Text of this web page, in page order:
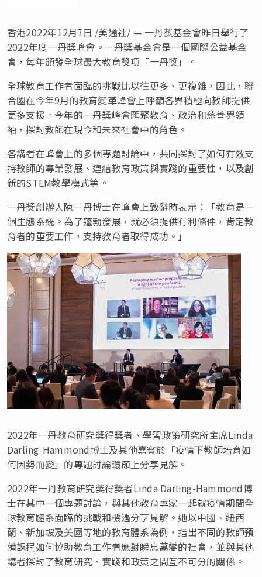
香港2022年12月7日 /美通社/ — 一丹獎基金會昨日舉行了
2022年度一丹獎峰會。一丹獎基金會是一個國際公益基金
會，每年頒發全球最大教育獎項「一丹獎」。
全球教育工作者面臨的挑戰比以往更多、更複雜，因此，聯
合國在今年9月的教育變革峰會上呼籲各界積極向教師提供
更多支援。今年的一丹獎峰會匯聚教育、政治和慈善界領
袖，探討教師在現今和未來社會中的角色。
各講者在峰會上的多個專題討論中，共同探討了如何有效支
持教師的專業發展、連結教育政策與實踐的重要性，以及創
新的STEM教學模式等。
一丹獎創辦人陳一丹博士在峰會上致辭時表示：「教育是一
個生態系統。為了蓬勃發展，就必須提供有利條件，肯定教
育者的重要工作，支持教育者取得成功。」
2022年一丹教育研究獎得獎者、學習政策研究所主席Linda
Darling-Hammond博士及其他嘉賓於「疫情下教師培育如
何因勢而變」的專題討論環節上分享見解。
2022年一丹教育研究獎得獎者Linda Darling-Hammond博
士在其中一個專題討論，與其他教育專家一起就疫情期間全
球教育體系面臨的挑戰和機遇分享見解。她以中國、紐西
蘭、新加坡及美國等地的教育體系為例，指出不同的教師預
備課程如何協助教育工作者應對瞬息萬變的社會，並與其他
講者探討了教育研究、實踐和政策之間互不可分的關係。